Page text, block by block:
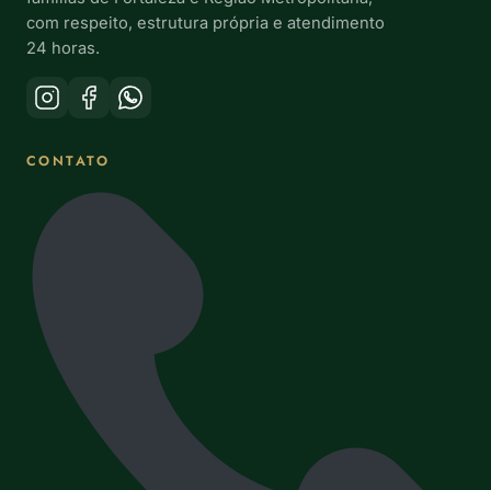
com respeito, estrutura própria e atendimento
24 horas.
CONTATO